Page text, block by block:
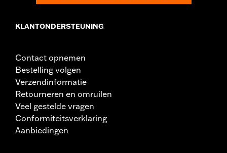
KLANTONDERSTEUNING
Contact opnemen
Bestelling volgen
Verzendinformatie
Retourneren en omruilen
Veel gestelde vragen
Conformiteitsverklaring
Aanbiedingen